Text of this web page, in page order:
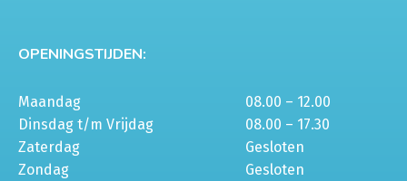
OPENINGSTIJDEN:
Maandag
08.00 – 12.00
Dinsdag t/m Vrijdag
08.00 – 17.30
Zaterdag
Gesloten
Zondag
Gesloten